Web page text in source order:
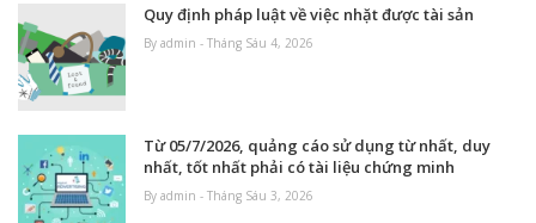
Quy định pháp luật về việc nhặt được tài sản
By admin - Tháng Sáu 4, 2026
Từ 05/7/2026, quảng cáo sử dụng từ nhất, duy
nhất, tốt nhất phải có tài liệu chứng minh
By admin - Tháng Sáu 3, 2026